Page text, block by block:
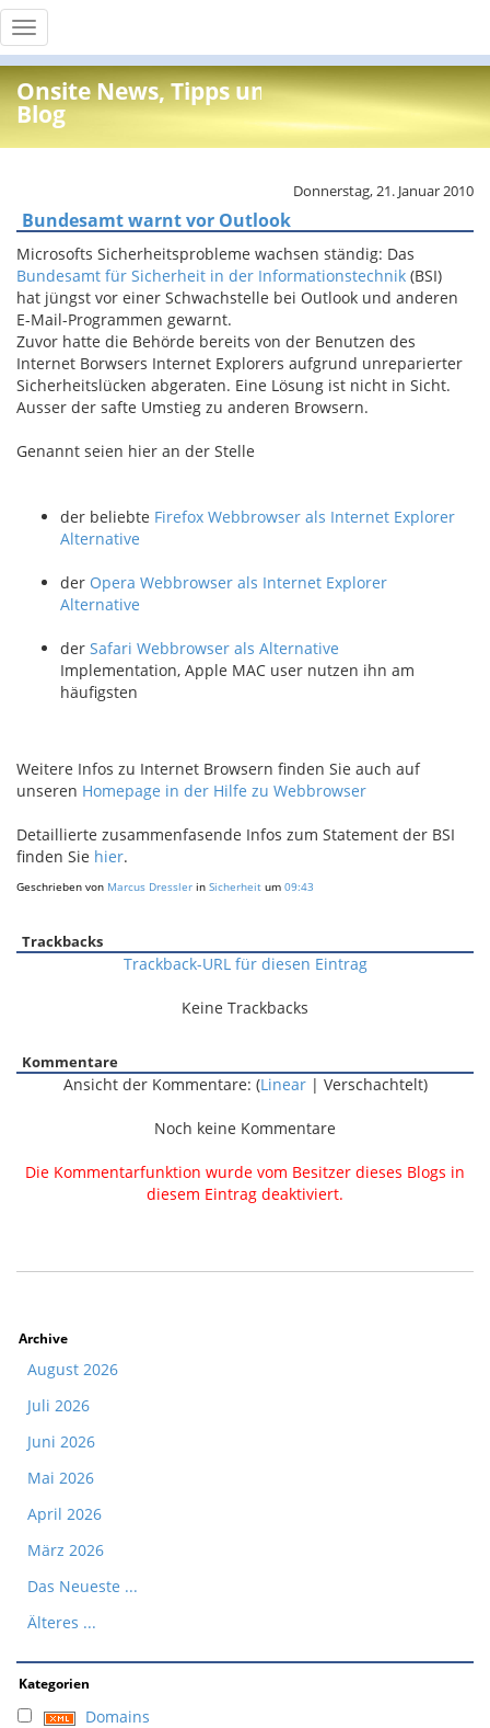
Toggle
navigation
Onsite News, Tipps und Info
Blog
Donnerstag, 21. Januar 2010
Bundesamt warnt vor Outlook
Microsofts Sicherheitsprobleme wachsen ständig: Das
Bundesamt für Sicherheit in der Informationstechnik (BSI)
hat jüngst vor einer Schwachstelle bei Outlook und anderen
E-Mail-Programmen gewarnt.
Zuvor hatte die Behörde bereits von der Benutzen des
Internet Borwsers Internet Explorers aufgrund unreparierter
Sicherheitslücken abgeraten. Eine Lösung ist nicht in Sicht.
Ausser der safte Umstieg zu anderen Browsern.
Genannt seien hier an der Stelle
der beliebte Firefox Webbrowser als Internet Explorer
Alternative
der Opera Webbrowser als Internet Explorer
Alternative
der Safari Webbrowser als Alternative
Implementation, Apple MAC user nutzen ihn am
häufigsten
Weitere Infos zu Internet Browsern finden Sie auch auf
unseren Homepage in der Hilfe zu Webbrowser
Detaillierte zusammenfasende Infos zum Statement der BSI
finden Sie hier.
Geschrieben von Marcus Dressler in Sicherheit um 09:43
Trackbacks
Trackback-URL für diesen Eintrag
Keine Trackbacks
Kommentare
Ansicht der Kommentare: (Linear| Verschachtelt)
Noch keine Kommentare
Die Kommentarfunktion wurde vom Besitzer dieses Blogs in
diesem Eintrag deaktiviert.
Archive
August 2026
Juli 2026
Juni 2026
Mai 2026
April 2026
März 2026
Das Neueste ...
Älteres ...
Kategorien
Domains